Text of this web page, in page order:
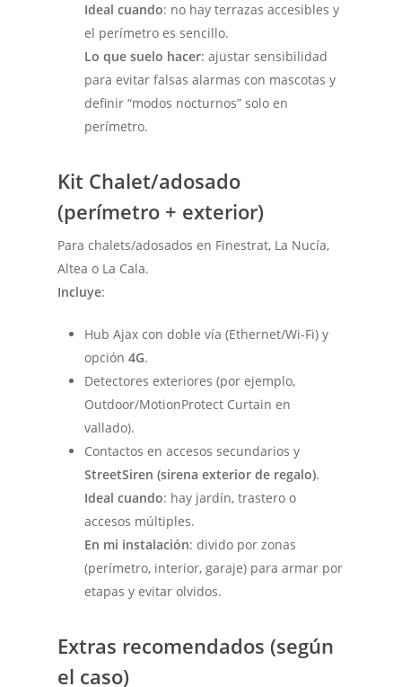
Ideal cuando: no hay terrazas accesibles y
el perímetro es sencillo.
Lo que suelo hacer: ajustar sensibilidad
para evitar falsas alarmas con mascotas y
definir “modos nocturnos” solo en
perímetro.
Kit Chalet/adosado
(perímetro + exterior)
Para chalets/adosados en Finestrat, La Nucía,
Altea o La Cala.
Incluye:
Hub Ajax con doble vía (Ethernet/Wi-Fi) y
opción4G.
Detectores exteriores (por ejemplo,
Outdoor/MotionProtect Curtain en
vallado).
Contactos en accesos secundarios y
StreetSiren (sirena exterior de regalo).
Ideal cuando: hay jardín, trastero o
accesos múltiples.
En mi instalación: divido por zonas
(perímetro, interior, garaje) para armar por
etapas y evitar olvidos.
Extras recomendados (según
el caso)